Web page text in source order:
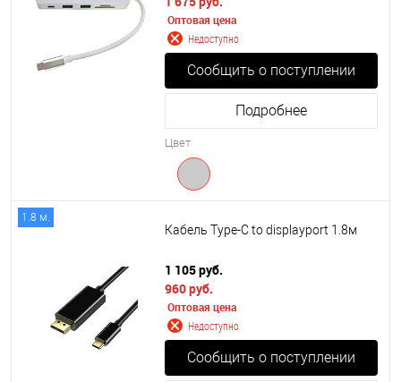
Оптовая цена
Недоступно
Сообщить о поступлении
Подробнее
Цвет
1.8 м.
Кабель Type-C to displayport 1.8м
1 105 руб.
960 руб.
Оптовая цена
Недоступно
Сообщить о поступлении